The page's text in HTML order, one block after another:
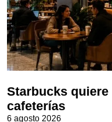
Starbucks
cafeterías
6 agosto 2026